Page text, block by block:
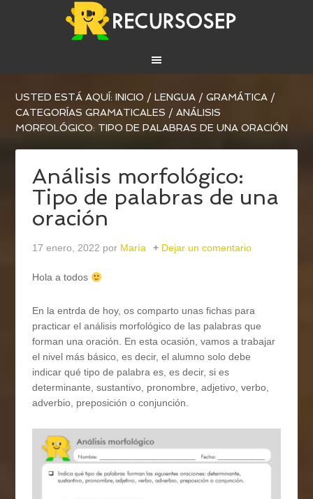
USTED ESTÁ AQUÍ:INICIO / LENGUA / GRAMÁTICA /
CATEGORÍAS GRAMATICALES / ANÁLISIS
MORFOLÓGICO: TIPO DE PALABRAS DE UNA ORACIÓN
Análisis morfológico:
Tipo de palabras de una
oración
17 enero, 2022 por María Dejar un comentario
Hola a todos
En la entrda de hoy, os comparto unas fichas para
practicar el análisis morfológico de las palabras que
forman una oración. En esta ocasión, vamos a trabajar
el nivel más básico, es decir, el alumno solo debe
indicar qué tipo de palabra es, es decir, si es
determinante, sustantivo, pronombre, adjetivo, verbo,
adverbio, preposición o conjunción.